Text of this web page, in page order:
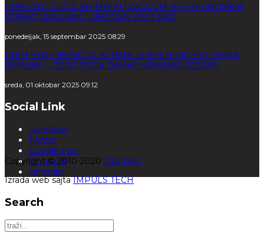
GRBOVIĆ: VUČIĆ KRIMINALIZACIJOM BEZBEDNOSNIH
STRUKTURA SAMO UBRZAVA SVOJ PAD
ponedeljak, 15 septembar 2025 08:29
PROFESOR BEŠIĆ: VLASTIMA JE KOSJERIĆ BIO JASNA
PORUKA – ZBOG TOGA DANAS NEMAMO IZBORE
sreda, 01 oktobar 2025 09:12
Social Link
Facebook
Twitter
Google Plus
Pinterest
Linkedin
Copyright © 2010-2020 RTV MIR.
Izrada web sajtaIMPULS TECH
Search